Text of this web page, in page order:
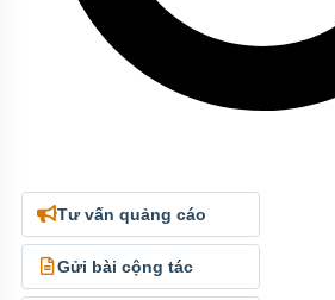
Tư vấn quảng cáo
Gửi bài cộng tác